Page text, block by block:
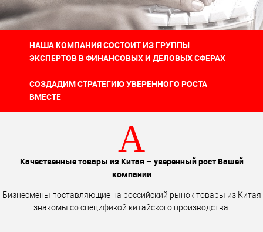
НАША КОМПАНИЯ СОСТОИТ ИЗ ГРУППЫ
ЭКСПЕРТОВ В ФИНАНСОВЫХ И ДЕЛОВЫХ СФЕРАХ
СОЗДАДИМ СТРАТЕГИЮ УВЕРЕННОГО РОСТА
ВМЕСТЕ
A
Качественные товары из Китая – уверенный рост Вашей
компании
Бизнесмены поставляющие на российский рынок товары из Китая
знакомы со спецификой китайского производства.